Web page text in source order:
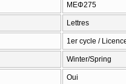
ΜΕΦ275
Lettres
1er cycle /
Winter/Spring
Oui